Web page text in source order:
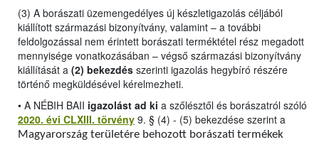
(3) A borászati üzemengedélyes új készletigazolás céljából
kiállított származási bizonyítvány, valamint – a további
feldolgozással nem érintett borászati terméktétel rész megadott
mennyisége vonatkozásában – végső származási bizonyítvány
kiállítását a (2) bekezdés szerinti igazolás hegybíró részére
történő megküldésével kérelmezheti.
• A NÉBIH BAII igazolást ad ki a szőlésztől és borászatról szóló
2020. évi CLXIII. törvény 9. § (4) - (5) bekezdése szerint a
Magyarország területére behozott borászati termékek